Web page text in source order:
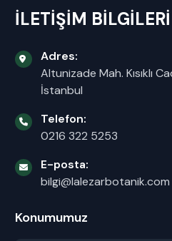
İLETİŞİM BİLGİLERİ
Adres:
Altunizade Mah. Kısıklı
İstanbul
Telefon:
0216 322 5253
E-posta:
bilgi@lalezarbotanik.com
Konumumuz